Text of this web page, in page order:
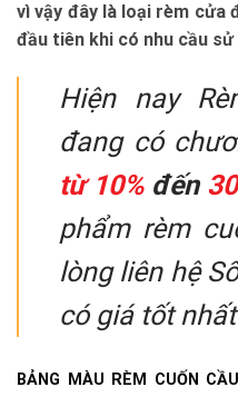
vì vậy đây là loại rèm cửa
đầu tiên khi có nhu cầu
Hiện nay
đang có
từ 10% đến
phẩm rèm
lòng liên hệ
có giá tốt
BẢNG MÀU RÈM CUỐN